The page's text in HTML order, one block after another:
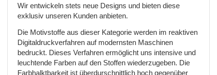
Wir entwickeln stets neue Designs und bieten diese
exklusiv unseren Kunden anbieten.
Die Motivstoffe aus dieser Kategorie werden im reaktiven
Digitaldruckverfahren auf modernsten Maschinen
bedruckt. Dieses Verfahren ermöglicht uns intensive und
leuchtende Farben auf den Stoffen wiederzugeben. Die
Farbhalktbarkeit ist überdurschnittlich hoch gegenüber